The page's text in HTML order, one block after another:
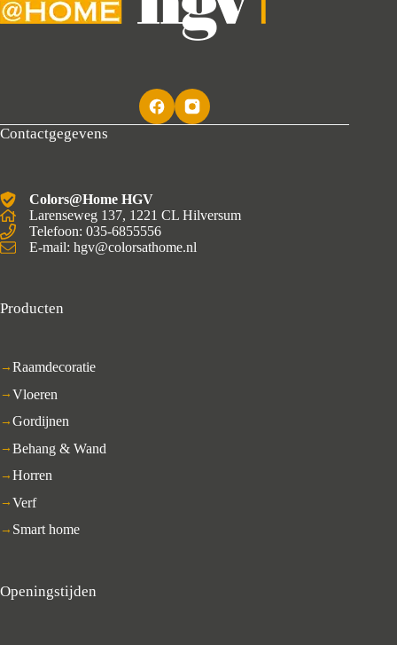
Contactgegevens
Colors@Home HGV
Larenseweg 137, 1221 CL Hilversum
Telefoon: 035-6855556
E-mail: hgv@colorsathome.nl
Producten
Raamdecoratie
Vloeren
Gordijnen
Behang & Wand
Horren
Verf
Smart home
Openingstijden